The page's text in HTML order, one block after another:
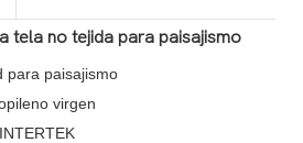
tela no tejida para paisajismo
para paisajismo
virgen